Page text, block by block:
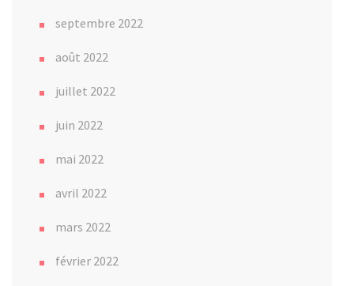
septembre 2022
août 2022
juillet 2022
juin 2022
mai 2022
avril 2022
mars 2022
février 2022